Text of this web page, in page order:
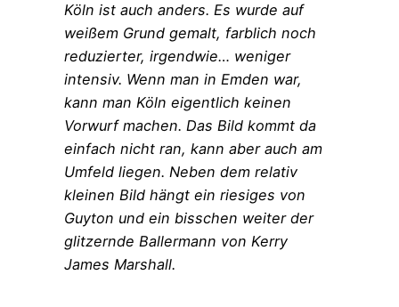
Köln ist auch anders. Es wurde auf
weißem Grund gemalt, farblich noch
reduzierter, irgendwie… weniger
intensiv. Wenn man in Emden war,
kann man Köln eigentlich keinen
Vorwurf machen. Das Bild kommt da
einfach nicht ran, kann aber auch am
Umfeld liegen. Neben dem relativ
kleinen Bild hängt ein riesiges von
Guyton und ein bisschen weiter der
glitzernde Ballermann von Kerry
James Marshall.